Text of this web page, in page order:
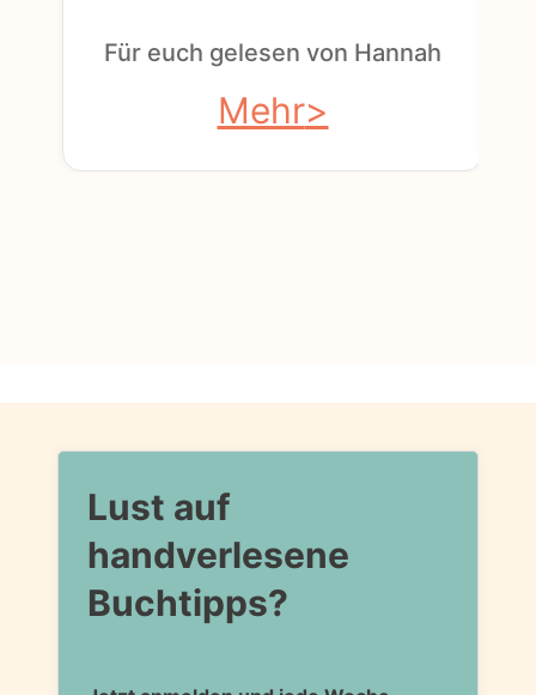
Für euch gelesen von Hannah
Mehr
Lust auf
handverlesene
Buchtipps?